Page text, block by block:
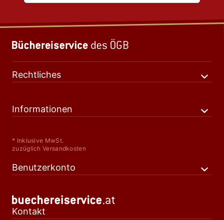
Rechtliches
Informationen
* Inklusive MwSt.
zuzüglich Versandkosten
Benutzerkonto
Kontakt